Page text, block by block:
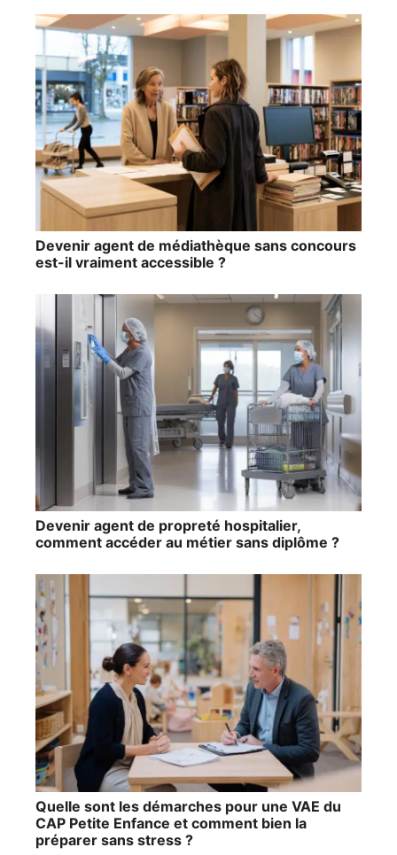
Devenir agent de médiathèque sans concours
est-il vraiment accessible ?
Devenir agent de propreté hospitalier,
comment accéder au métier sans diplôme ?
Quelle sont les démarches pour une VAE du
CAP Petite Enfance et comment bien la
préparer sans stress ?